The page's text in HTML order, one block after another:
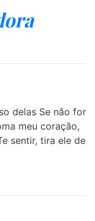
delas Se não for
meu coração,
sentir, tira ele de